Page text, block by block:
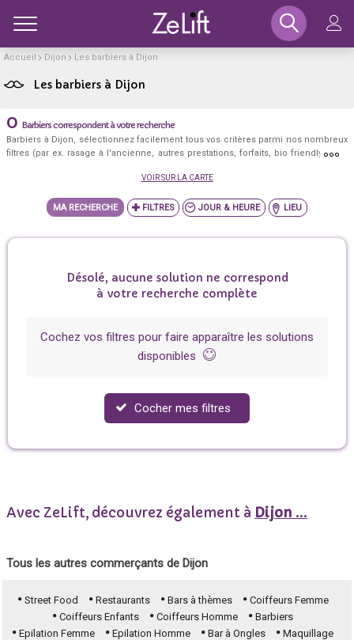
Accueil Dijon Les barbiers à Dijon
Les barbiers à Dijon
+ −
0 Barbiers correspondent à votre recherche
Barbiers à Dijon, sélectionnez facilement tous vos critères parmi nos nombreux
filtres (par ex. rasage à l'ancienne, autres prestations, forfaits, bio friendly, label
découvrez les meilleurs barbiers à Dijon qui correspondent exactement à votre
VOIR SUR LA CARTE
MA RECHERCHE JOUR & HEURE LIEU
Désolé, aucune solution ne correspond
à votre recherche complète
Cochez vos filtres pour faire apparaître les solutions
disponibles
Cocher mes filtres
Avec ZeLift, découvrez également à Dijon ...
Tous les autres commerçants de Dijon
Street Food Restaurants Bars à thèmes
Coiffeurs Femme
Coiffeurs Enfants
Coiffeurs Homme
Barbiers
Epilation Femme
Epilation Homme Bar à Ongles
Maquillage